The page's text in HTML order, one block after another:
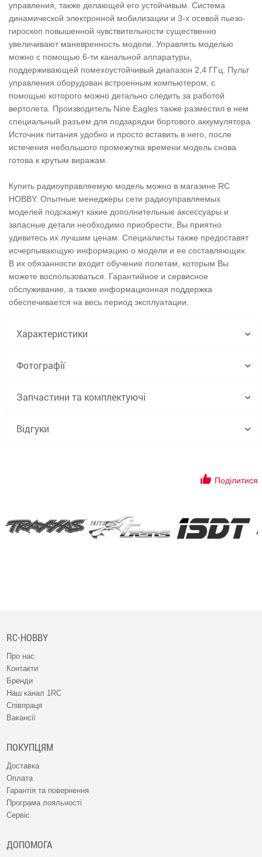
управления, также делающей его устойчивым. Система
динамической электронной мобилизации и 3-х осевой пьезо-
гироскоп повышенной чувствительности существенно
увеличивают маневренность модели. Управлять моделью
можно с помощью 6-ти канальной аппаратуры,
поддерживающей помехоустойчивый диапазон 2,4 ГГц. Пульт
управления оборудован встроенным компьютером, с
помощью которого можно детально следить за работой
вертолета. Производитель Nine Eagles также разместил в нем
специальный разъем для подзарядки бортового аккумулятора.
Источник питания удобно и просто вставить в него, после
истечения небольшого промежутка времени модель снова
готова к крутым виражам.
Купить радиоуправляемую модель можно в магазине RC
HOBBY. Опытные менеджеры сети радиоуправляемых
моделей подскажут какие дополнительные аксессуары и
запасные детали необходимо приобрести, Вы приятно
удивитесь их лучшим ценам. Специалисты также предоставят
исчерпывающую информацию о модели и ее составляющих.
В их обязанности входит обучение полетам, которым Вы
можете воспользоваться. Гарантийное и сервисное
обслуживание, а также информационная поддержка
обеспечивается на весь период эксплуатации.
Характеристики
Фотографії
Запчастини та комплектуючі
Відгуки
Поділитися
RC-HOBBY
Про нас
Контакти
Бренди
Наш канал 1RC
Співпраця
Вакансії
ПОКУПЦЯМ
Доставка
Оплата
Гарантія та повернення
Програма лояльності
Сервіс
ДОПОМОГА